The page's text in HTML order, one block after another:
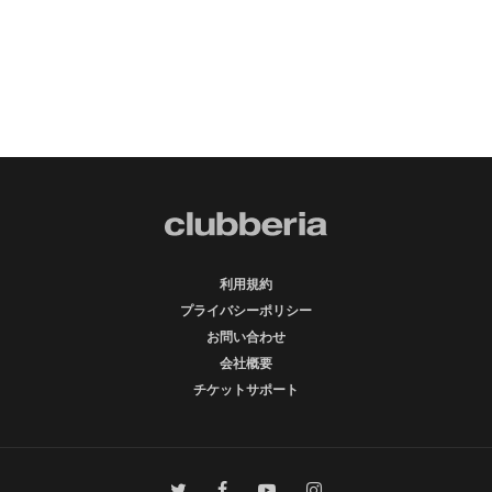
利用規約
プライバシーポリシー
お問い合わせ
会社概要
チケットサポート